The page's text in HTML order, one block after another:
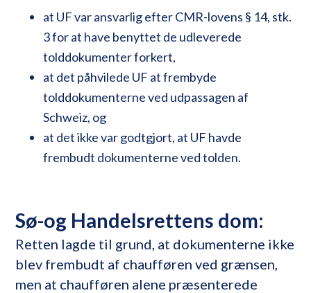
at UF var ansvarlig efter CMR-lovens § 14, stk.
3 for at have benyttet de udleverede
tolddokumenter forkert,
at det påhvilede UF at frembyde
tolddokumenterne ved udpassagen af
Schweiz, og
at det ikke var godtgjort, at UF havde
frembudt dokumenterne ved tolden.
Sø-og Handelsrettens dom:
Retten lagde til grund, at dokumenterne ikke
blev frembudt af chaufføren ved grænsen,
men at chaufføren alene præsenterede